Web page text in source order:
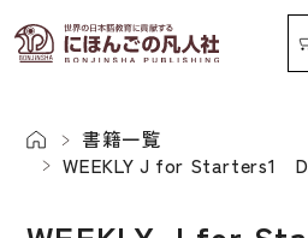
書籍一覧 本を
書籍一覧
WEEKLY J for Starters1